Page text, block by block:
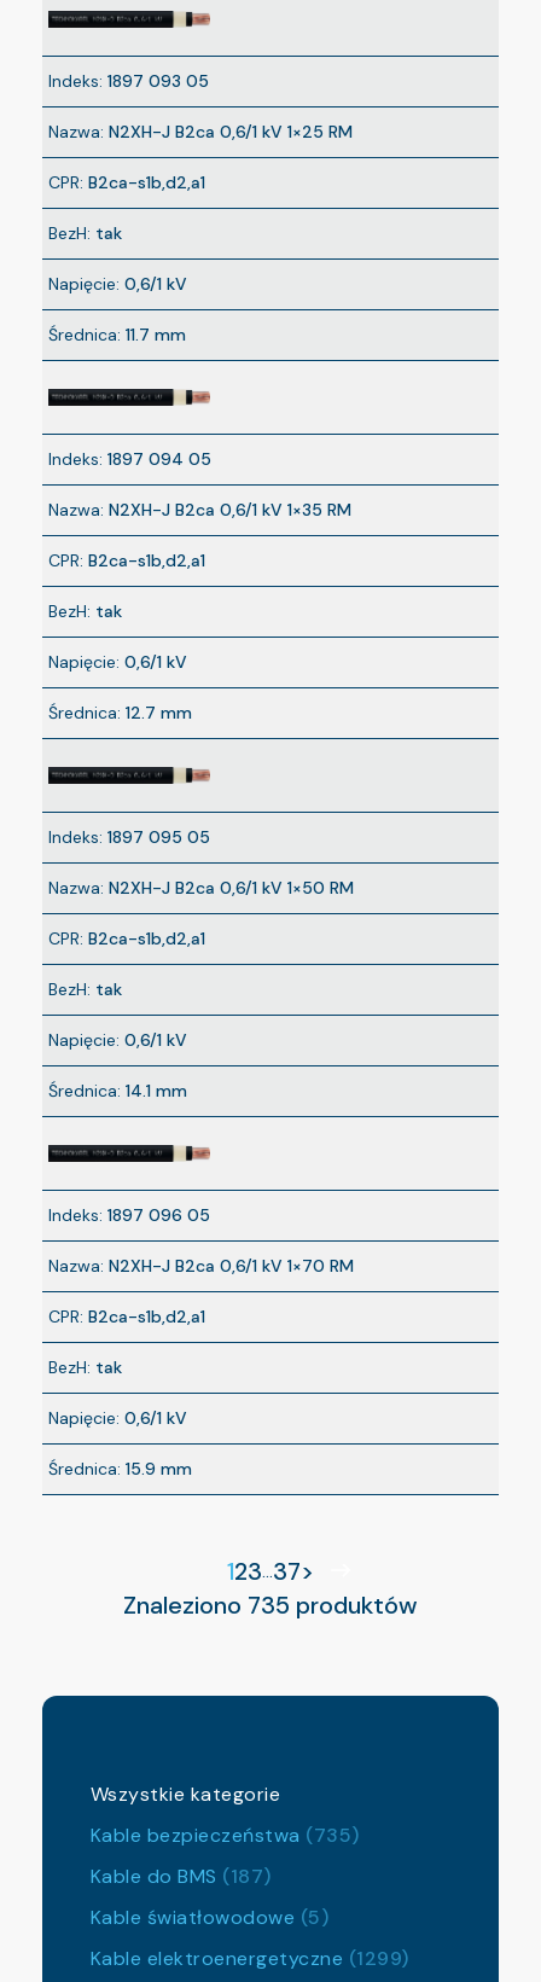
Wszystkie kategorie
Kable bezpieczeństwa (735)
Kable do BMS (187)
Kable światłowodowe (5)
Kable elektroenergetyczne (1299)
Indeks: 1897 093 05
Nazwa: N2XH-J B2ca 0,6/1 kV 1×25 RM
CPR: B2ca-s1b,d2,a1
BezH: tak
Napięcie: 0,6/1 kV
Średnica: 11.7 mm
Indeks: 1897 094 05
Nazwa: N2XH-J B2ca 0,6/1 kV 1×35 RM
CPR: B2ca-s1b,d2,a1
BezH: tak
Napięcie: 0,6/1 kV
Średnica: 12.7 mm
Indeks: 1897 095 05
Nazwa: N2XH-J B2ca 0,6/1 kV 1×50 RM
CPR: B2ca-s1b,d2,a1
BezH: tak
Napięcie: 0,6/1 kV
Średnica: 14.1 mm
Indeks: 1897 096 05
Nazwa: N2XH-J B2ca 0,6/1 kV 1×70 RM
CPR: B2ca-s1b,d2,a1
BezH: tak
Napięcie: 0,6/1 kV
Średnica: 15.9 mm
123 37>
Znaleziono 735 produktów